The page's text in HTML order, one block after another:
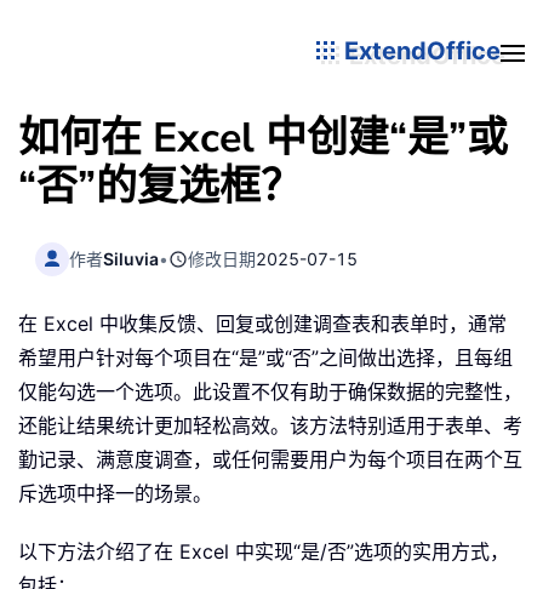
ExtendOffice
如何在 Excel 中创建“是”或
“否”的复选框？
作者Siluvia• 修改日期2025-07-15
在 Excel 中收集反馈、回复或创建调查表和表单时，通常
希望用户针对每个项目在“是”或“否”之间做出选择，且每组
仅能勾选一个选项。此设置不仅有助于确保数据的完整性，
还能让结果统计更加轻松高效。该方法特别适用于表单、考
勤记录、满意度调查，或任何需要用户为每个项目在两个互
斥选项中择一的场景。
以下方法介绍了在 Excel 中实现“是/否”选项的实用方式，